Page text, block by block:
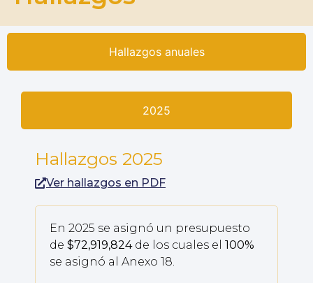
Hallazgos anuales
2025
En 2025 se asignó un presupuesto
de $72,919,824de los cuales el 100%
se asignó al Anexo 18.
Hallazgos 2025
Ver hallazgos en PDF